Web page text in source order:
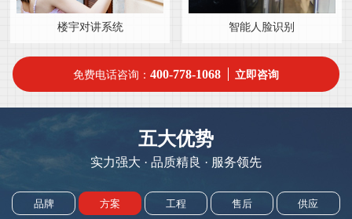
楼宇对讲系统 智能人脸识别
免费电话咨询：400-778-1068 立即咨询
五大优势
实力强大 · 品质精良 · 服务领先
品牌 方案 工程 售后 供应